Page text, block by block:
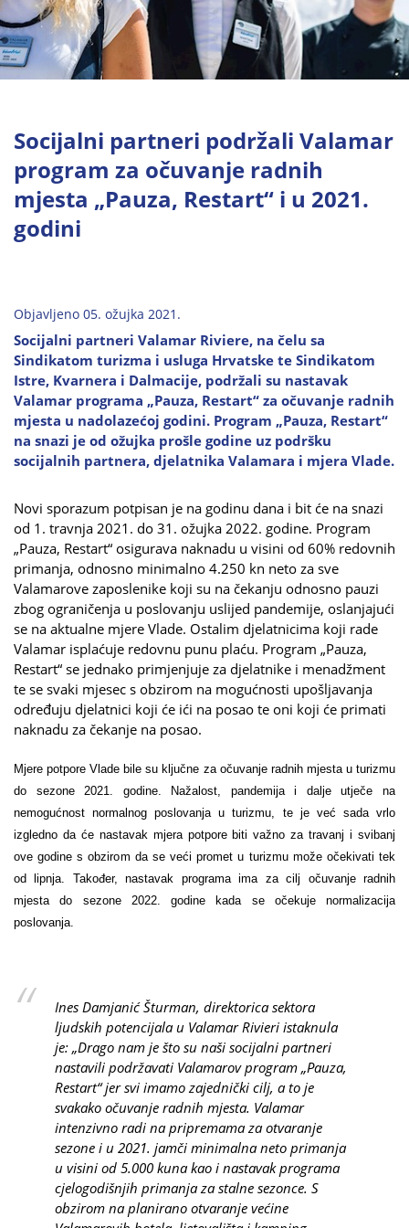
Socijalni partneri podržali Valamar
program za očuvanje radnih
mjesta „Pauza, Restart“ i u 2021.
godini
Objavljeno 05. ožujka 2021.
Socijalni partneri Valamar Riviere, na čelu sa
Sindikatom turizma i usluga Hrvatske te Sindikatom
Istre, Kvarnera i Dalmacije, podržali su nastavak
Valamar programa „Pauza, Restart“ za očuvanje radnih
mjesta u nadolazećoj godini. Program „Pauza, Restart“
na snazi je od ožujka prošle godine uz podršku
socijalnih partnera, djelatnika Valamara i mjera Vlade.
Novi sporazum potpisan je na godinu dana i bit će na snazi
od 1. travnja 2021. do 31. ožujka 2022. godine. Program
„Pauza, Restart“ osigurava naknadu u visini od 60% redovnih
primanja, odnosno minimalno 4.250 kn neto za sve
Valamarove zaposlenike koji su na čekanju odnosno pauzi
zbog ograničenja u poslovanju uslijed pandemije, oslanjajući
se na aktualne mjere Vlade. Ostalim djelatnicima koji rade
Valamar isplaćuje redovnu punu plaću. Program „Pauza,
Restart“ se jednako primjenjuje za djelatnike i menadžment
te se svaki mjesec s obzirom na mogućnosti upošljavanja
određuju djelatnici koji će ići na posao te oni koji će primati
naknadu za čekanje na posao.
Mjere potpore Vlade bile su ključne za očuvanje radnih mjesta u turizmu
do sezone 2021. godine. Nažalost, pandemija i dalje utječe na
nemogućnost normalnog poslovanja u turizmu, te je već sada vrlo
izgledno da će nastavak mjera potpore biti važno za travanj i svibanj
ove godine s obzirom da se veći promet u turizmu može očekivati tek
od lipnja. Također, nastavak programa ima za cilj očuvanje radnih
mjesta do sezone 2022. godine kada se očekuje normalizacija
poslovanja.
Ines Damjanić Šturman, direktorica sektora
ljudskih potencijala u Valamar Rivieri istaknula
je: „Drago nam je što su naši socijalni partneri
nastavili podržavati Valamarov program „Pauza,
Restart“ jer svi imamo zajednički cilj, a to je
svakako očuvanje radnih mjesta. Valamar
intenzivno radi na pripremama za otvaranje
sezone i u 2021. jamči minimalna neto primanja
u visini od 5.000 kuna kao i nastavak programa
cjelogodišnjih primanja za stalne sezonce. S
obzirom na planirano otvaranje većine